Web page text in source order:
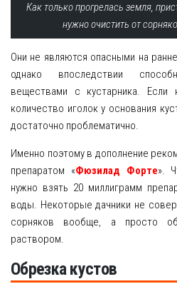
Как только прогрелась земля,
нужно очистить от
Они не являются опасными на
однако впоследствии
веществами с кустарника.
количество иголок у основания
достаточно проблематично.
Именно поэтому в дополнение
препаратом «Фюзилад Форте».
нужно взять 20 миллиграмм
воды. Некоторые дачники не
сорняков вообще, а просто
раствором.
Обрезка кустов